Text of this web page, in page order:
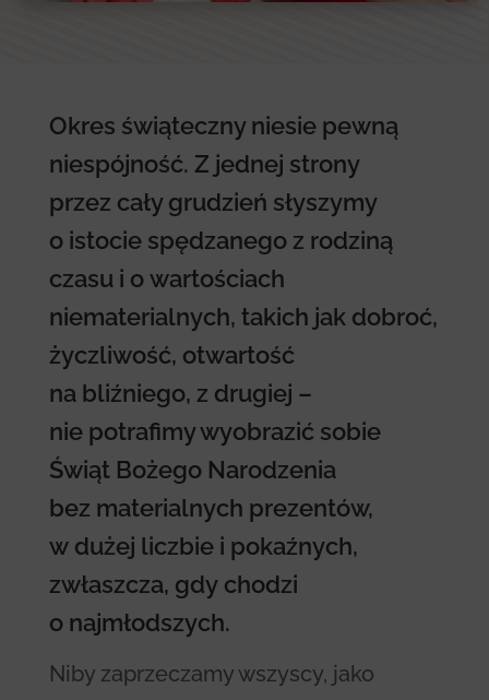
Okres świąteczny niesie pewną
niespójność. Z jednej strony
przez cały grudzień słyszymy
o istocie spędzanego z rodziną
czasu i o wartościach
niematerialnych, takich jak dobroć,
życzliwość, otwartość
na bliźniego, z drugiej –
nie potrafimy wyobrazić sobie
Świąt Bożego Narodzenia
bez materialnych prezentów,
w dużej liczbie i pokaźnych,
zwłaszcza, gdy chodzi
o najmłodszych.
Niby zaprzeczamy wszyscy, jako